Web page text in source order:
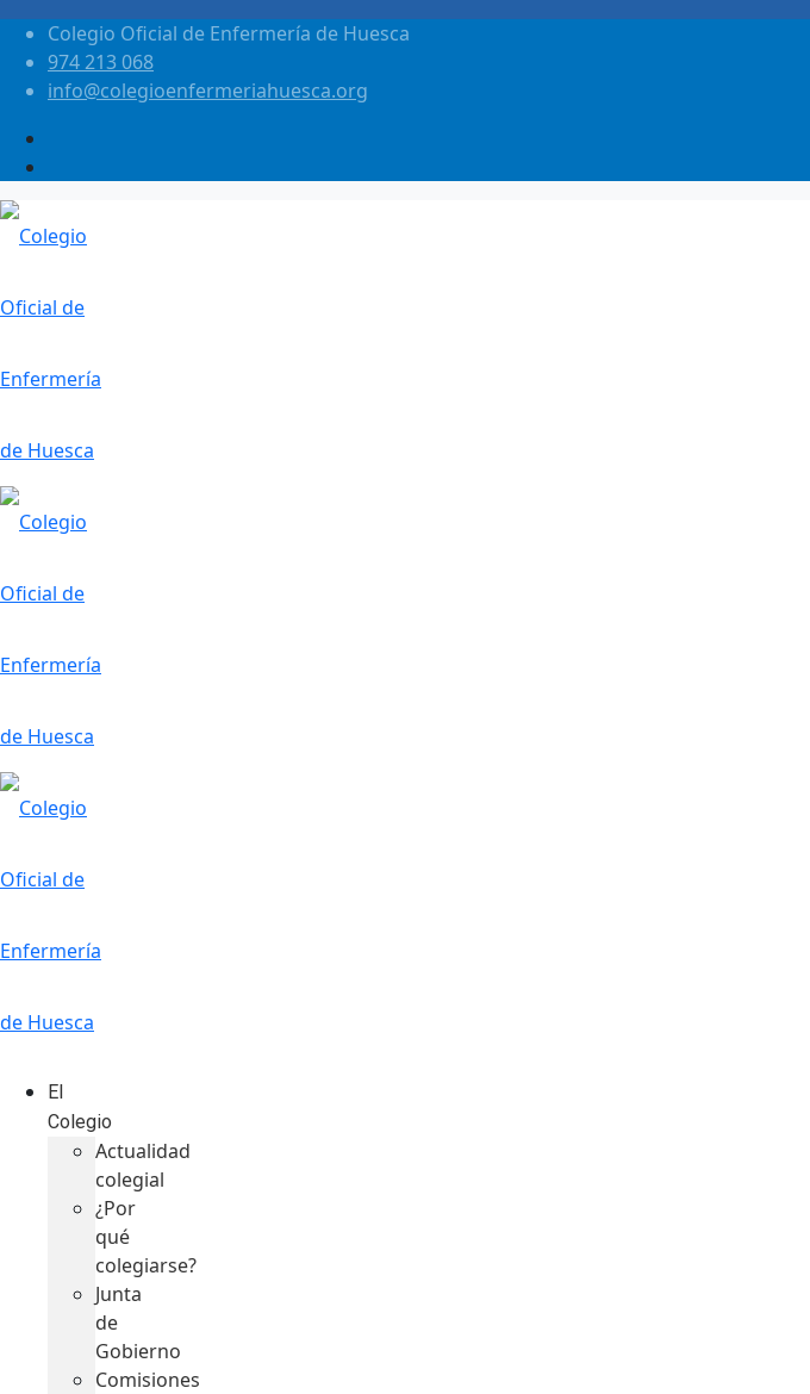
Colegio Oficial de Enfermería de Huesca
974 213 068
info@colegioenfermeriahuesca.org
El
Colegio
Actualidad
colegial
¿Por
qué
colegiarse?
Junta
de
Gobierno
Comisiones